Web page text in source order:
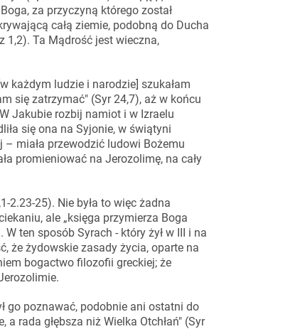
za przyczyną którego został
całą ziemie, podobną do Ducha
1,2). Ta Mądrość jest wieczna,
każdym ludzie i narodzie] szukałam
się zatrzymać" (Syr 24,7), aż w końcu
Jakubie rozbij namiot i w Izraelu
się ona na Syjonie, w świątyni
miała przewodzić ludowi Bożemu
promieniować na Jerozolimę, na cały
2.23-25). Nie była to więc żadna
ale „księga przymierza Boga
ten sposób Syrach - który żył w III i na
że żydowskie zasady życia, oparte na
bogactwo filozofii greckiej; że
go poznawać, podobnie ani ostatni do
a rada głębsza niż Wielka Otchłań" (Syr